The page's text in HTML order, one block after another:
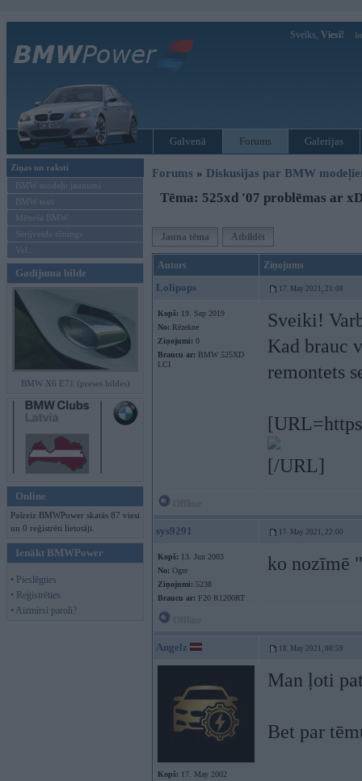
Sveiks, Viesi!
Galvenā Forums Galerijas
Ziņas un raksti
BMW modeļu jaunumi
BMW testi
Mēneša BMW
Sērijveida tūnings
Vel...
Gadījuma bilde
BMW X6 E71 (preses bildes)
Online
Pašreiz BMWPower skatās 87 viesi
un 0 reģistrēti lietotāji.
Ienākt BMWPower
• Pieslēgties
• Reģistrēties
• Aizmirsi paroli?
Forums » Diskusijas par BMW
Tēma: 525xd '07 problēmas ar
Jauna tēma Atbildēt
Autors Ziņojums
Lolipops 17. May 2021, 21:08
Kopš: 19. Sep 2019
No: Rēzekne
Ziņojumi: 0
Braucu ar: BMW 525XD
LCI
Sveiki!
Kad brauc
remontets
[/URL]
sys9291 17. May 2021, 22:00
Kopš: 13. Jun 2003
No: Ogre
Ziņojumi: 5238
Braucu ar: F20 R1200RT
ko nozīmē
Angelz 18. May 2021, 08:59
Kopš: 17. May 2002
Man ļoti
Bet par